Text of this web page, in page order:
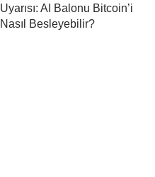
Uyarısı: AI Balonu Bitcoin’i
Nasıl Besleyebilir?